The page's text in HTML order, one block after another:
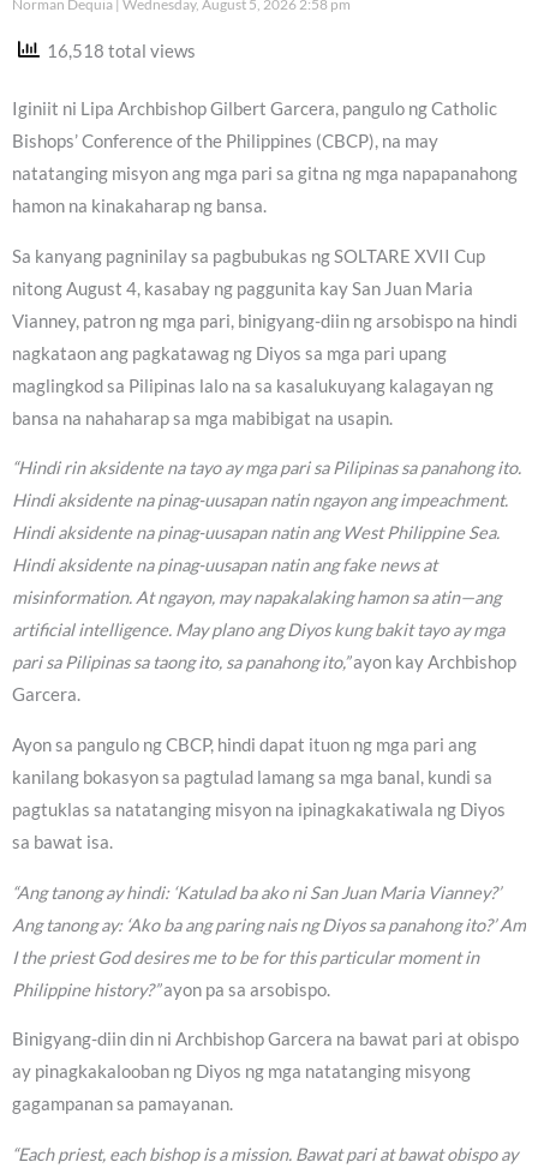
Norman Dequia Wednesday, August 5, 2026 2:58 pm
16,518 total views
Iginiit ni Lipa Archbishop Gilbert Garcera, pangulo ng Catholic
Bishops’ Conference of the Philippines (CBCP), na may
natatanging misyon ang mga pari sa gitna ng mga napapanahong
hamon na kinakaharap ng bansa.
Sa kanyang pagninilay sa pagbubukas ng SOLTARE XVII Cup
nitong August 4, kasabay ng paggunita kay San Juan Maria
Vianney, patron ng mga pari, binigyang-diin ng arsobispo na hindi
nagkataon ang pagkatawag ng Diyos sa mga pari upang
maglingkod sa Pilipinas lalo na sa kasalukuyang kalagayan ng
bansa na nahaharap sa mga mabibigat na usapin.
“Hindi rin aksidente na tayo ay mga pari sa Pilipinas sa panahong ito.
Hindi aksidente na pinag-uusapan natin ngayon ang impeachment.
Hindi aksidente na pinag-uusapan natin ang West Philippine Sea.
Hindi aksidente na pinag-uusapan natin ang fake news at
misinformation. At ngayon, may napakalaking hamon sa atin—ang
artificial intelligence. May plano ang Diyos kung bakit tayo ay mga
pari sa Pilipinas sa taong ito, sa panahong ito,”ayon kay Archbishop
Garcera.
Ayon sa pangulo ng CBCP, hindi dapat ituon ng mga pari ang
kanilang bokasyon sa pagtulad lamang sa mga banal, kundi sa
pagtuklas sa natatanging misyon na ipinagkakatiwala ng Diyos
sa bawat isa.
“Ang tanong ay hindi: ‘Katulad ba ako ni San Juan Maria Vianney?’
Ang tanong ay: ‘Ako ba ang paring nais ng Diyos sa panahong ito?’ Am
I the priest God desires me to be for this particular moment in
Philippine history?”ayon pa sa arsobispo.
Binigyang-diin din ni Archbishop Garcera na bawat pari at obispo
ay pinagkakalooban ng Diyos ng mga natatanging misyong
gagampanan sa pamayanan.
“Each priest, each bishop is a mission. Bawat pari at bawat obispo ay